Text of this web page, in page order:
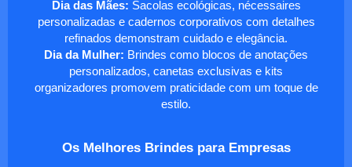
Dia das Mães: Sacolas ecológicas, nécessaires
personalizadas e cadernos corporativos com detalhes
refinados demonstram cuidado e elegância.
Dia da Mulher: Brindes como blocos de anotações
personalizados, canetas exclusivas e kits
organizadores promovem praticidade com um toque de
estilo.
Os Melhores Brindes para Empresas